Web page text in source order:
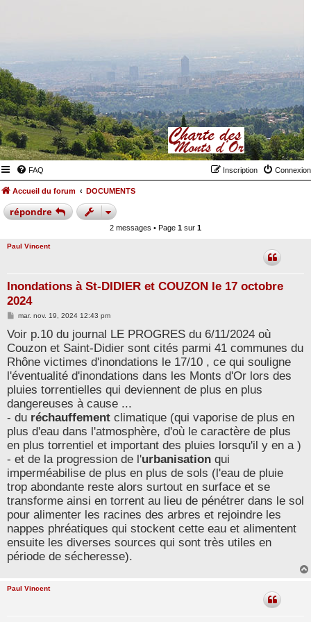
FAQ Connexion
Inscription
Accueil du forum DOCUMENTS
répondre
2 messages • Page 1 sur 1
Paul Vincent
Inondations à St-DIDIER et COUZON le 17 octobre
2024
M
s
s
a
g
e
mar. nov. 19, 2024 12:43 pm
Voir p.10 du journal LE PROGRES du 6/11/2024 où
Couzon et Saint-Didier sont cités parmi 41 communes du
Rhône victimes d'inondations le 17/10 , ce qui souligne
l'éventualité d'inondations dans les Monts d'Or lors des
pluies torrentielles qui deviennent de plus en plus
dangereuses à cause ...
- du réchauffement climatique (qui vaporise de plus en
plus d'eau dans l'atmosphère, d'où le caractère de plus
en plus torrentiel et important des pluies lorsqu'il y en a )
- et de la progression de l'urbanisation qui
imperméabilise de plus en plus de sols (l'eau de pluie
trop abondante reste alors surtout en surface et se
transforme ainsi en torrent au lieu de pénétrer dans le sol
pour alimenter les racines des arbres et rejoindre les
nappes phréatiques qui stockent cette eau et alimentent
ensuite les diverses sources qui sont très utiles en
période de sécheresse).
Paul Vincent